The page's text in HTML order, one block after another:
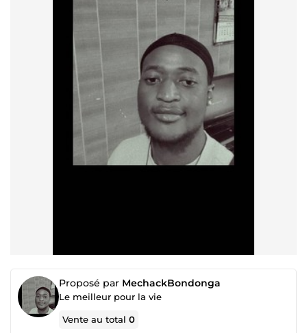
Proposé par MechackBondonga
Le meilleur pour la vie
Vente au total0